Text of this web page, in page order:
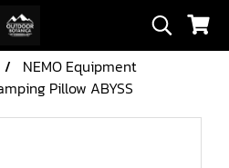
NEMO Equipment
Pillow ABYSS